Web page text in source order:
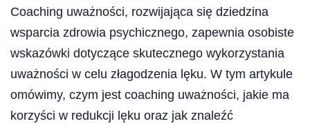
Coaching uważności, rozwijająca się dziedzina
wsparcia zdrowia psychicznego, zapewnia osobiste
wskazówki dotyczące skutecznego wykorzystania
uważności w celu złagodzenia lęku. W tym artykule
omówimy, czym jest coaching uważności, jakie ma
korzyści w redukcji lęku oraz jak znaleźć